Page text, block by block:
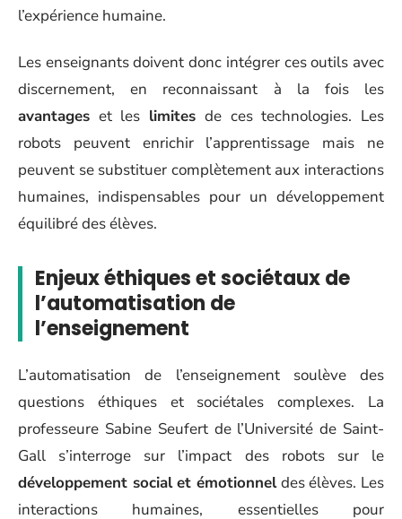
l’expérience humaine.
Les enseignants doivent donc intégrer ces outils avec
discernement, en reconnaissant à la fois les
avantages et les limites de ces technologies. Les
robots peuvent enrichir l’apprentissage mais ne
peuvent se substituer complètement aux interactions
humaines, indispensables pour un développement
équilibré des élèves.
Enjeux éthiques et sociétaux de
l’automatisation de
l’enseignement
L’automatisation de l’enseignement soulève des
questions éthiques et sociétales complexes. La
professeure Sabine Seufert de l’Université de Saint-
Gall s’interroge sur l’impact des robots sur le
développement social et émotionneldes élèves. Les
interactions humaines, essentielles pour